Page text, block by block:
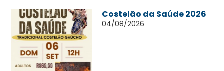
Costelão da Saúde 2026
04/08/2026